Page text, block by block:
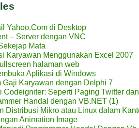
Yahoo.Com di Desktop
– Server dengan VNC
Mata
Karyawan Menggunakan Excel 2007
halaman web
Aplikasi di Windows
Gaji Karyawan dengan Delphi 7
Codeigniter: Seperti Paging Twitter
Handal dengan VB.NET (1)
Distribusi Mikro atau Linux dalam
Animation Image